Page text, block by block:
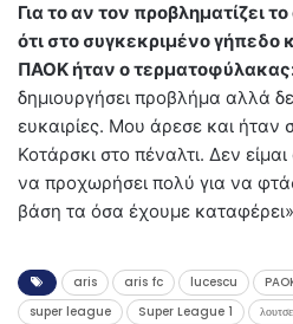
Για το αν τον προβληματίζει
ότι στο συγκεκριμένο γήπεδο
ΠΑΟΚ ήταν ο
δημιουργήσει προβλήμα αλλά
ευκαιρίες. Μου άρεσε και ήταν
Κοτάρσκι στο πέναλτι. Δεν
να προχωρήσει πολύ για να
βάση τα όσα έχουμε
aris aris fc lucescu
super league
Super League 1